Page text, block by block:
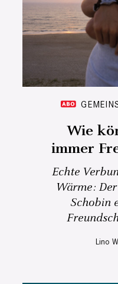
Wie
immer
Echte
Wärme:
Schobin
Lino